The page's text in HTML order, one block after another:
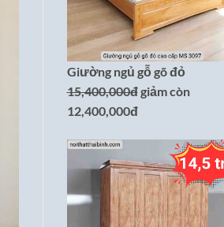
Giường ngủ gỗ gõ đỏ
15,400,000đgiảm còn
12,400,000đ